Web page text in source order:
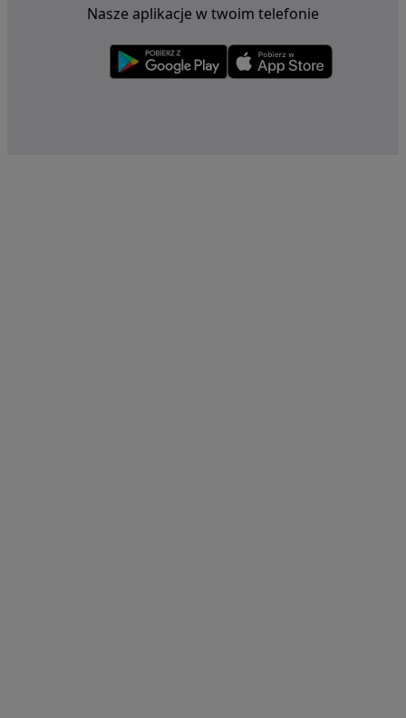
Nasze aplikacje w twoim telefonie